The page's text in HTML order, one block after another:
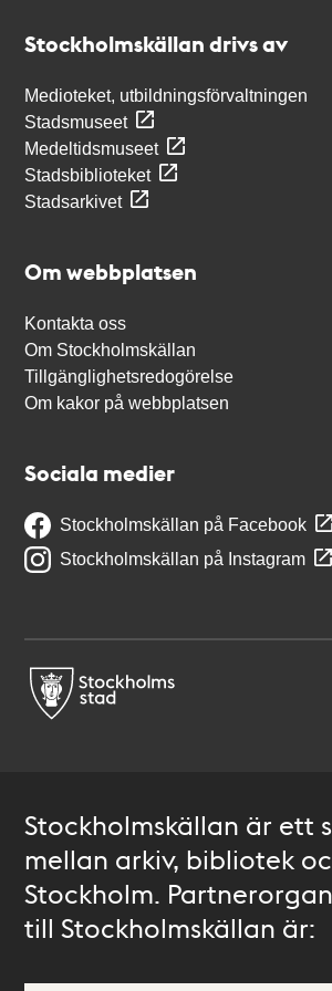
Stockholmskällan drivs av
Medioteket, utbildningsförvaltningen
Stadsmuseet
Medeltidsmuseet
Stadsbiblioteket
Stadsarkivet
Om webbplatsen
Kontakta oss
Om Stockholmskällan
Tillgänglighetsredogörelse
Om kakor på webbplatsen
Sociala medier
Stockholmskällan på Facebook
Stockholmskällan på Instagram
Stockholmskällan är ett
mellan arkiv, bibliotek
Stockholm.
till Stockholmskällan är: